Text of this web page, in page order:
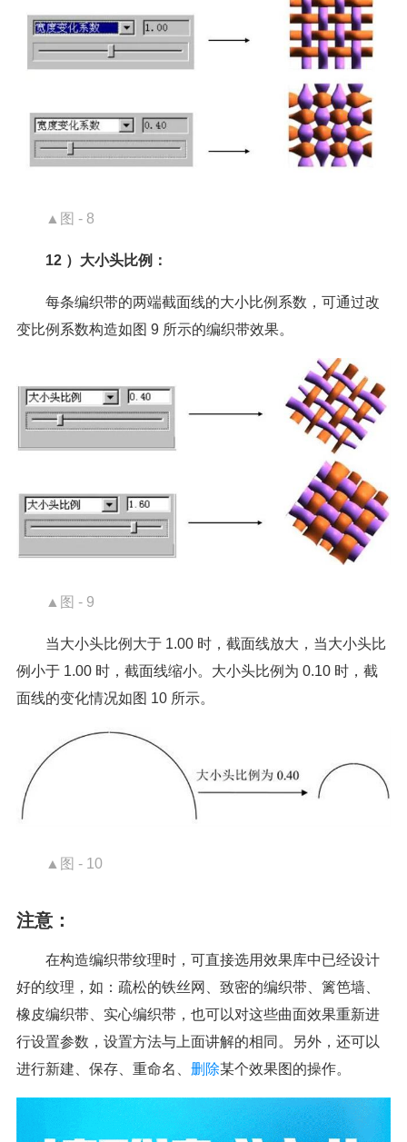
▲图 - 8
12 ）大小头比例：
每条编织带的两端截面线的大小比例系数，可通过改
变比例系数构造如图 9 所示的编织带效果。
▲图 - 9
当大小头比例大于 1.00 时，截面线放大，当大小头比
例小于 1.00 时，截面线缩小。大小头比例为 0.10 时，截
面线的变化情况如图 10 所示。
▲图 - 10
注意：
在构造编织带纹理时，可直接选用效果库中已经设计
好的纹理，如：疏松的铁丝网、致密的编织带、篱笆墙、
橡皮编织带、实心编织带，也可以对这些曲面效果重新进
行设置参数，设置方法与上面讲解的相同。另外，还可以
进行新建、保存、重命名、 删除某个效果图的操作。